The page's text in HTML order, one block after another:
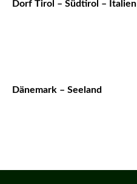
Dorf Tirol – Südtirol – Italien
Dänemark – Seeland